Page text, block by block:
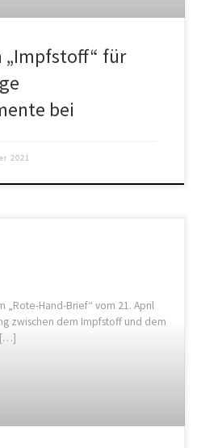
„Impfstoff“ für
bei
2021
„Rote-Hand-Brief“ vom 21. April
zwischen dem Impfstoff und dem
[…]